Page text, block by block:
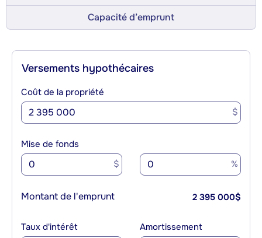
Capacité d’emprunt
Versements hypothécaires
Coût de la propriété
$
Mise de fonds
$ %
Montant de l'emprunt 2 395 000$
Taux d'intérêt Amortissement